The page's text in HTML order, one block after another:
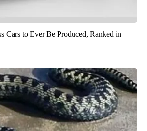
Cars to Ever Be Produced, Ranked in